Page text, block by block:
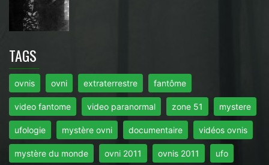
TAGS
ovnis ovni extraterrestre fantôme
video fantome video paranormal zone 51 mystere
ufologie mystère ovni documentaire vidéos ovnis
mystère du monde ovni 2011 ovnis 2011 ufo